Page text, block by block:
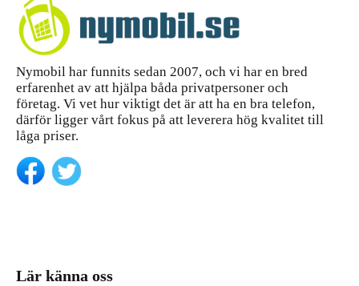
Nymobil har funnits sedan 2007, och vi har en bred
erfarenhet av att hjälpa båda privatpersoner och
företag. Vi vet hur viktigt det är att ha en bra telefon,
därför ligger vårt fokus på att leverera hög kvalitet till
låga priser.
Lär känna oss